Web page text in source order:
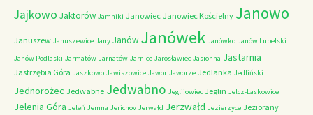
Jajkowo Jaktorów Jamniki Janowiec Janowiec Kościelny Janowo
Januszew Januszewice Jany Janów Janówek Janówko Janów Lubelski
Janów Podlaski Jarmatów Jarnatów Jarnice Jarosławiec Jasionna Jastarnia
Jastrzębia Góra Jaszkowo Jawiszowice Jawor Jaworze Jedlanka Jedliński
Jednorożec Jedwabne Jedwabno Jeglijowiec Jeglin Jelcz-Laskowice
Jelenia Góra Jeleń Jemna Jerichov Jerwałd Jerzwałd Jezierzyce Jeziorany